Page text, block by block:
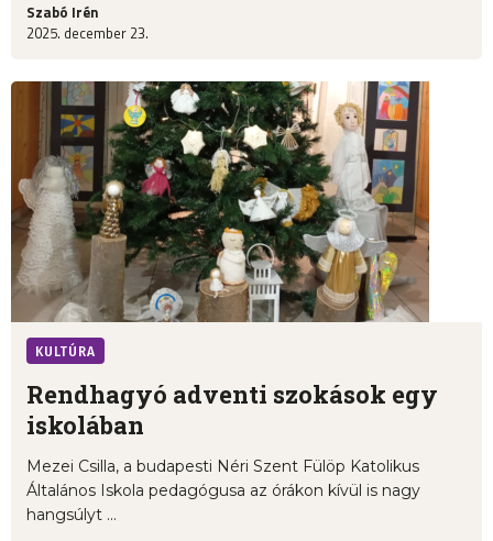
Szabó Irén
2025. december 23.
KULTÚRA
Rendhagyó adventi szokások egy
iskolában
Mezei Csilla, a budapesti Néri Szent Fülöp Katolikus
Általános Iskola pedagógusa az órákon kívül is nagy
hangsúlyt ...